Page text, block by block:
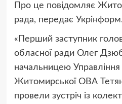
Про це повідомляє
рада, передає Укрінформ.
«Перший заступник
обласної ради Олег
начальницею
Житомирської ОВА
провели зустріч із